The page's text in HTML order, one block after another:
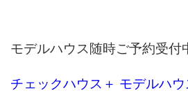
モデルハウス随時ご予約受付
チェックハウス＋ モデルハ